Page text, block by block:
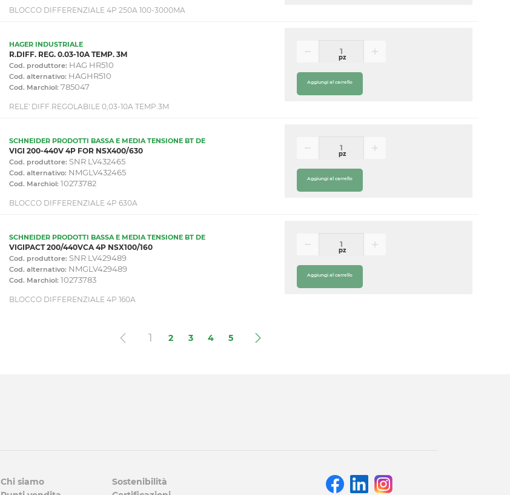
BLOCCO DIFFERENZIALE 4P 250A 100-3000MA
HAGER INDUSTRIALE
R.DIFF. REG. 0.03-10A TEMP. 3M
Cod. produttore: HAG HR510
Cod. alternativo: HAGHR510
Cod. Marchiol: 785047
RELE' DIFF.REGOLABILE 0,03-10A TEMP.3M
pz
Aggiungi al carrello
SCHNEIDER PRODOTTI BASSA E MEDIA TENSIONE BT DE
VIGI 200-440V 4P FOR NSX400/630
Cod. produttore: SNR LV432465
Cod. alternativo: NMGLV432465
Cod. Marchiol: 10273782
BLOCCO DIFFERENZIALE 4P 630A
pz
Aggiungi al carrello
SCHNEIDER PRODOTTI BASSA E MEDIA TENSIONE BT DE
VIGIPACT 200/440VCA 4P NSX100/160
Cod. produttore: SNR LV429489
Cod. alternativo: NMGLV429489
Cod. Marchiol: 10273783
BLOCCO DIFFERENZIALE 4P 160A
pz
Aggiungi al carrello
1 (current)
2 3 4 5
Chi siamo
Sostenibilità